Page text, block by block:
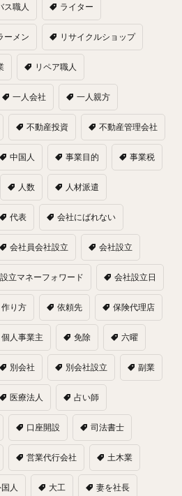
ス職人 ライター
ーメン リサイクルショップ
リペア職人
一人会社 一人親方
不動産投資 不動産管理会社
中国人 事業目的 事業税
人数 人材派遣
代表 会社にばれない
会社員会社設立 会社設立
立マネーフォワード 会社設立日
作り方 依頼先 保険代理店
個人事業主 免除 六曜
別会社 別会社設立 副業
医療法人 占い師
口座開設 司法書士
営業代行会社 土木業
人 大工 妻を社長